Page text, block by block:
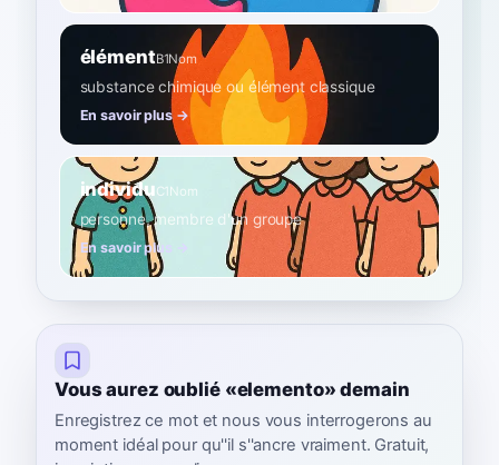
élémentB1Nom
substance chimique ou élément classique
En savoir plus →
individuC1 Nom
personne, membre d'un groupe
En savoir plus →
Vous aurez oublié «elemento» demain
Enregistrez ce mot et nous vous interrogerons au
moment idéal pour qu''il s''ancre vraiment. Gratuit,